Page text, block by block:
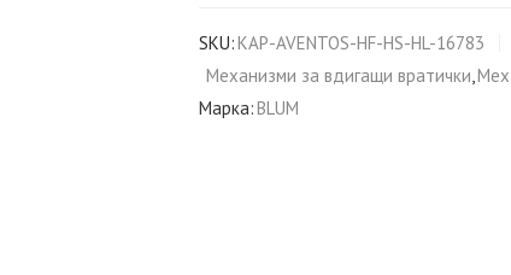
SKU:KAP-AVENTOS-HF-HS-HL-16783
Механизми за вдигащи вратички,
Марка:BLUM